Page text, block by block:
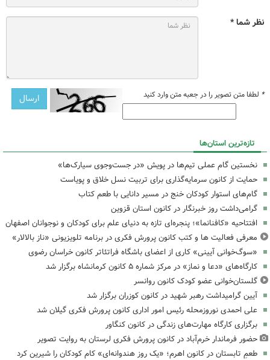
نظر شما *
* لطفا متن تصویر را در جعبه متن وارد کنید
تازه‌ترین استان‌ها
نخستین گام عملی تیم‌ها در پویش «در جست‌وجوی سیارک‌ها»
حمایت از کانون سرمایه‌گذاری برای تربیت نسل خلاق و پویاست
گام‌های استوار کودکان خنج در مسیر دانایی با طعم کتاب
گرامی‌داشت روز خبرنگار در کانون استان قزوین
افتتاحیه «کافنانما»؛ پنجره‌ای تازه به دنیای علم برای کودکان و نوجوانان اصفهان
معرفی فعالیت ها و کتب کانون پرورش فکری در برنامه تلویزیونی «ناز بالالار»
«سوگ‌خوانی آیینی» کاری از اعضای باشگاه فراتئاتر کانون خراسان رضوی
کارگاه‌های «دعا و نماز» در مرکز شماره ۵ کانون کرمانشاه برگزار شد
گلستان‌خوانی عضو کودک کانون روانسر
آیین گرامیداشت رهبر شهید در کانون کوزران برگزار شد
علی احمدی نوروزمحله رئیس امور اداری کانون پرورش فکری گیلان شد
برگزاری کارگاه مهارت‌های زندگی در کانون کنگاور
حضور فرماندار خرم‌آباد در کانون پرورش فکری لرستان به روایت تصویر
طعمِ تابستان در کانون اهرم؛ «یک روز هندوانه‌ای» کام کودکان را شیرین کرد